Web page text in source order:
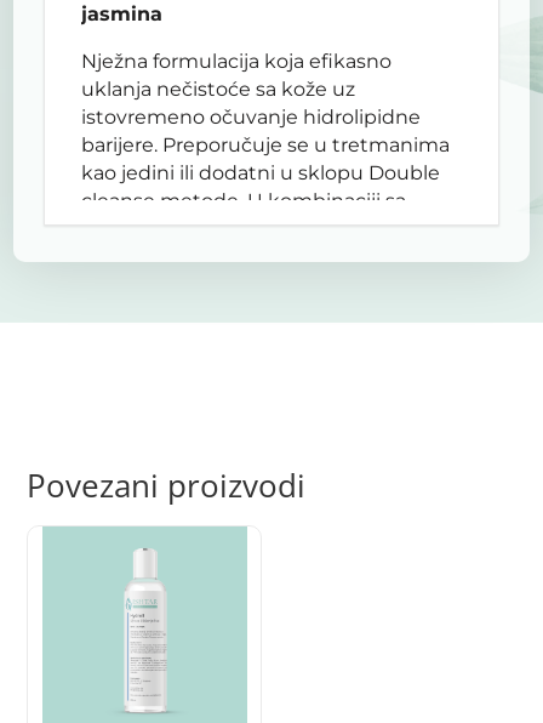
jasmina
Nježna formulacija koja efikasno
uklanja nečistoće sa kože uz
istovremeno očuvanje hidrolipidne
barijere. Preporučuje se u tretmanima
kao jedini ili dodatni u sklopu Double
cleanse metode. U kombinaciji sa
HYDROIL uljemmože da se koristi u
Double cleanse metodi.
Povezani proizvodi